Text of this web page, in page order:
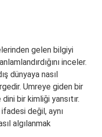
gelen bilgiyi
inceler.
dünyaya nasıl
Umreye giden bir
bir kimliği yansıtır.
değil, aynı
algılanmak